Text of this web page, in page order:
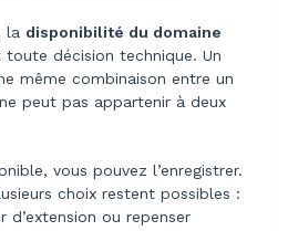
la disponibilité du domaine
décision technique. Un
même combinaison entre un
peut pas appartenir à deux
vous pouvez l’enregistrer.
choix restent possibles :
d’extension ou repenser